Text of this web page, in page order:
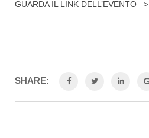
GUARDA IL LINK DELL’EVENTO –>
SHARE: